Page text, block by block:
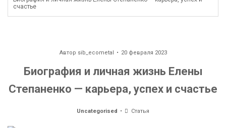
счастье
Автор sib_ecometal 20 февраля 2023
Биография и личная жизнь Елены
Степаненко — карьера, успех и счастье
Uncategorised Статья